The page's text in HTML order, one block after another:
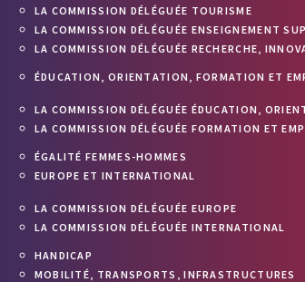
LA COMMISSION DÉLÉGUÉE TOURISME
LA COMMISSION DÉLÉGUÉE ENSEIGNEMENT
LA COMMISSION DÉLÉGUÉE RECHERCHE,
ÉDUCATION, ORIENTATION, FORMATION ET
LA COMMISSION DÉLÉGUÉE ÉDUCATION,
LA COMMISSION DÉLÉGUÉE FORMATION ET
ÉGALITÉ FEMMES-HOMMES
EUROPE ET INTERNATIONAL
LA COMMISSION DÉLÉGUÉE EUROPE
LA COMMISSION DÉLÉGUÉE INTERNATIONAL
HANDICAP
MOBILITÉ, TRANSPORTS, INFRASTRUCTURES